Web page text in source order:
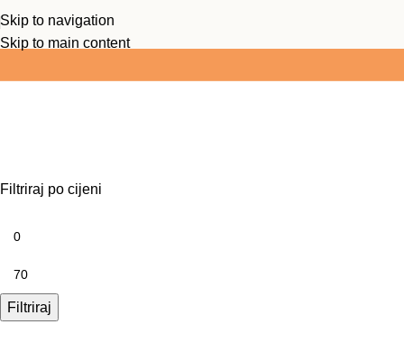
Skip to navigation
Skip to main content
Ukoliko je vrijednost košarice preko 25 EUR -
Filtriraj po cijeni
Filtriraj